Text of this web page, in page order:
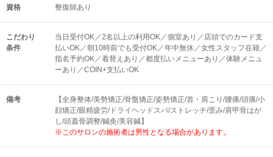
資格
整復師あり
こだわり
条件
当日受付OK／2名以上の利用OK／個室あり／店頭でのカード支
払いOK／朝10時前でも受付OK／年中無休／女性スタッフ在籍／
指名予約OK／着替えあり／都度払いメニューあり／体験メニュ
ーあり／COIN+支払いOK
備考
【全身整体/美勢矯正/骨盤矯正/姿勢矯正/首・肩こり/腰痛/頭痛/小
顔矯正/眼精疲労/ドライヘッドスパ/ストレッチ/歪み/肩甲骨はが
し/頭蓋骨調整/鍼灸/美容鍼】
※このサロンの施術者は男性となる場合があります。